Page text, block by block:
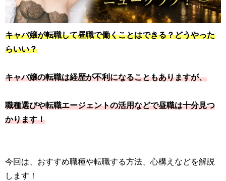
キャバ嬢が転職して昼職で働くことはできる？どうやった
らいい？
キャバ嬢の転職は経歴が不利になることもありますが、
職種選びや転職エージェントの活用などで昼職は十分見つ
かります！
今回は、おすすめ職種や転職する方法、心構えなどを解説
します！